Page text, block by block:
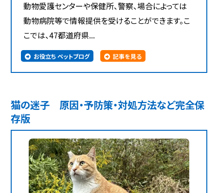
動物愛護センターや保健所、警察、場合によっては
動物病院等で情報提供を受けることができます。こ
こでは、47都道府県...
お役立ち ペットブログ 記事を見る
猫の迷子 原因・予防策・対処方法など完全保
存版